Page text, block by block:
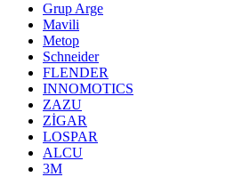
Grup Arge
Mavili
Metop
Schneider
FLENDER
INNOMOTICS
ZAZU
ZİGAR
LOSPAR
ALCU
3M